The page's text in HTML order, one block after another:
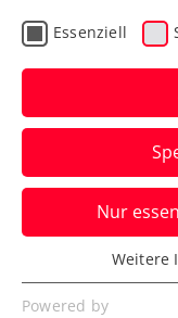
Nico
einen
ein
Das ÖTV-
Landstraße
Essenziell
Nur
Essenziell
Essenzielle
Weitere
Powered by